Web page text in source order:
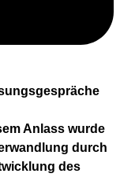
Anlass wurde
durch
des